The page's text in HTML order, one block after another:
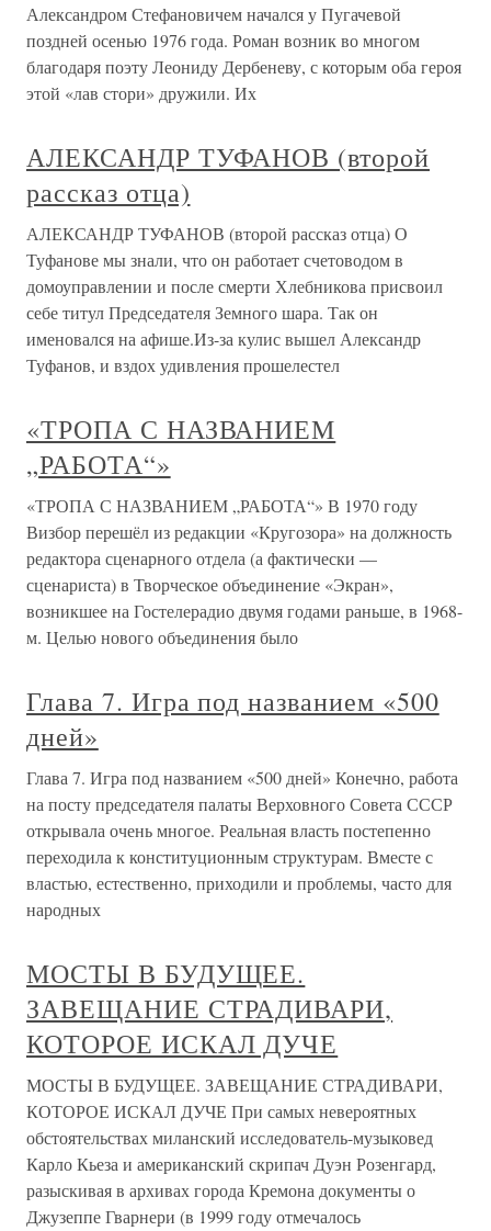
Александром Стефановичем начался у Пугачевой
поздней осенью 1976 года. Роман возник во многом
благодаря поэту Леониду Дербеневу, с которым оба героя
этой «лав стори» дружили. Их
АЛЕКСАНДР ТУФАНОВ (второй
рассказ отца)
АЛЕКСАНДР ТУФАНОВ (второй рассказ отца) О
Туфанове мы знали, что он работает счетоводом в
домоуправлении и после смерти Хлебникова присвоил
себе титул Председателя Земного шара. Так он
именовался на афише.Из-за кулис вышел Александр
Туфанов, и вздох удивления прошелестел
«ТРОПА С НАЗВАНИЕМ
„РАБОТА“»
«ТРОПА С НАЗВАНИЕМ „РАБОТА“» В 1970 году
Визбор перешёл из редакции «Кругозора» на должность
редактора сценарного отдела (а фактически —
сценариста) в Творческое объединение «Экран»,
возникшее на Гостелерадио двумя годами раньше, в 1968-
м. Целью нового объединения было
Глава 7. Игра под названием «500
дней»
Глава 7. Игра под названием «500 дней» Конечно, работа
на посту председателя палаты Верховного Совета СССР
открывала очень многое. Реальная власть постепенно
переходила к конституционным структурам. Вместе с
властью, естественно, приходили и проблемы, часто для
народных
МОСТЫ В БУДУЩЕЕ.
ЗАВЕЩАНИЕ СТРАДИВАРИ,
КОТОРОЕ ИСКАЛ ДУЧЕ
МОСТЫ В БУДУЩЕЕ. ЗАВЕЩАНИЕ СТРАДИВАРИ,
КОТОРОЕ ИСКАЛ ДУЧЕ При самых невероятных
обстоятельствах миланский исследователь-музыковед
Карло Кьеза и американский скрипач Дуэн Розенгард,
разыскивая в архивах города Кремона документы о
Джузеппе Гварнери (в 1999 году отмечалось